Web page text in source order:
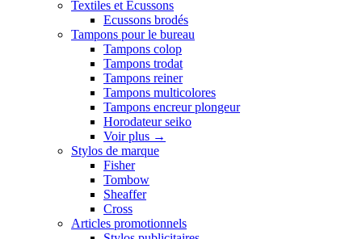
Textiles et Ecussons
Ecussons brodés
Tampons pour le bureau
Tampons colop
Tampons trodat
Tampons reiner
Tampons multicolores
Tampons encreur plongeur
Horodateur seiko
Voir plus →
Stylos de marque
Fisher
Tombow
Sheaffer
Cross
Articles promotionnels